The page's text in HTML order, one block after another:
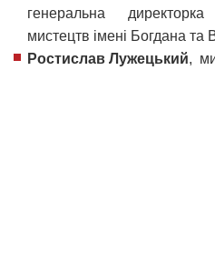
генеральна
мистецтв імені Богдана та
Ростислав Лужецький,